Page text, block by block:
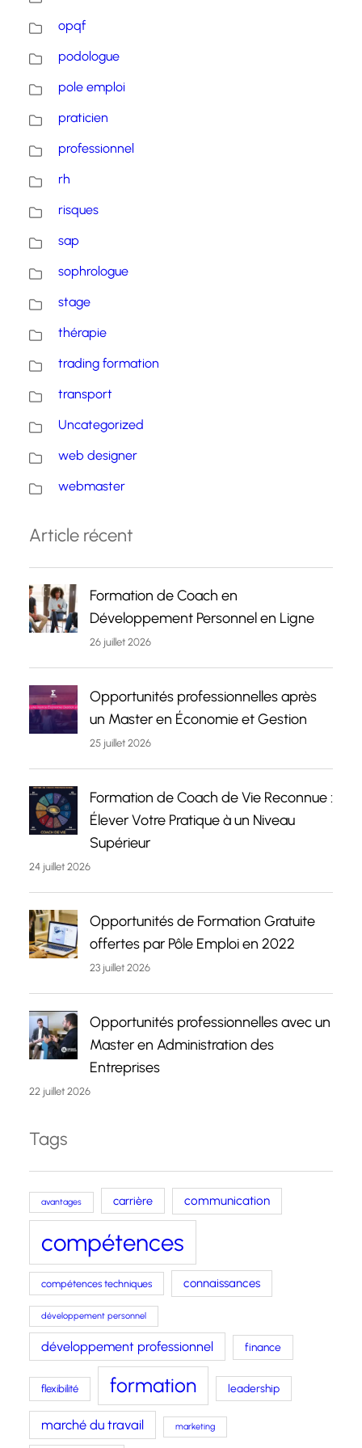
opqf
podologue
pole emploi
praticien
professionnel
rh
risques
sap
sophrologue
stage
thérapie
trading formation
transport
Uncategorized
web designer
webmaster
Article récent
Formation de Coach en
Développement Personnel en Ligne
26 juillet 2026
Opportunités professionnelles après
un Master en Économie et Gestion
25 juillet 2026
Formation de Coach de Vie Reconnue :
Élever Votre Pratique à un Niveau
Supérieur
24 juillet 2026
Opportunités de Formation Gratuite
offertes par Pôle Emploi en 2022
23 juillet 2026
Opportunités professionnelles avec un
Master en Administration des
Entreprises
22 juillet 2026
Tags
avantages carrière communication
compétences
compétences techniques connaissances
développement personnel
développement professionnel finance
flexibilité formation leadership
marché du travail marketing